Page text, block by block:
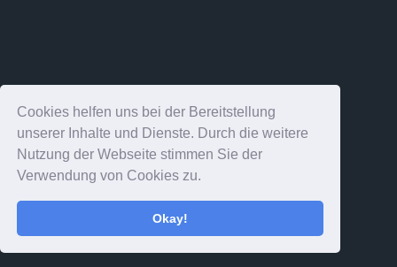
Cookies helfen uns bei der Bereitstellung
unserer Inhalte und Dienste. Durch die weitere
Nutzung der Webseite stimmen Sie der
Verwendung von Cookies zu.
Okay!